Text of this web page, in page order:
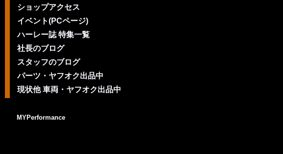
ショップアクセス
イベント(PCページ)
ハーレー誌 特集一覧
社長のブログ
スタッフのブログ
パーツ・ヤフオク出品中
現状他 車両・ヤフオク出品中
MYPerformance